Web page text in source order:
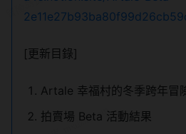
[更新目錄]
Artale 幸福村的冬季跨年冒
拍賣場 Beta 活動結果